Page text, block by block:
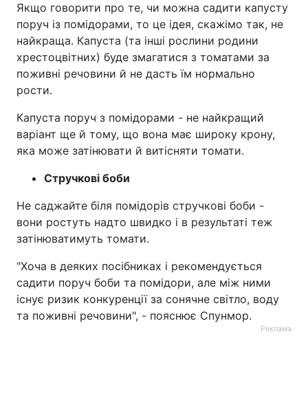
Якщо говорити про те, чи можна садити капусту
поруч із помідорами, то це ідея, скажімо так, не
найкраща. Капуста (та інші рослини родини
хрестоцвітних) буде змагатися з томатами за
поживні речовини й не дасть їм нормально
рости.
Капуста поруч з помідорами - не найкращий
варіант ще й тому, що вона має широку крону,
яка може затінювати й витісняти томати.
Стручкові боби
Не саджайте біля помідорів стручкові боби -
вони ростуть надто швидко і в результаті теж
затінюватимуть томати.
"Хоча в деяких посібниках і рекомендується
садити поруч боби та помідори, але між ними
існує ризик конкуренції за сонячне світло, воду
та поживні речовини", - пояснює Спунмор.
Реклама